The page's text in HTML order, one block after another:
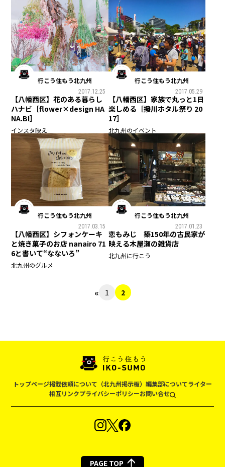
行こう住もう北九州
2017.12.25
【八幡西区】花のある暮らし
ハナビ［flower×design HA
NA.BI］
インスタ映え
行こう住もう北九州
2017.05.29
【八幡西区】家族で丸っと1日
楽しめる［撥川ホタル祭り 20
17］
北九州のイベント
行こう住もう北九州
2017.03.15
【八幡西区】シフォンケーキ
と焼き菓子のお店 nanairo 71
6と書いて“なないろ”
北九州のグルメ
行こう住もう北九州
2017.01.23
恋もみじ 築150年の古民家が
映える木屋瀬の雑貨店
北九州に行こう
« 1 2
トップページ掲載依頼について（北九州掲示板） 編集部についてライター
相互リンクプライバシーポリシーお問い合せ
PAGE TOP